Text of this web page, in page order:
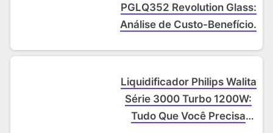
PGLQ352 Revolution Glass:
Análise de Custo-Benefício.
Liquidificador Philips Walita
Série 3000 Turbo 1200W:
Tudo Que Você Precisa